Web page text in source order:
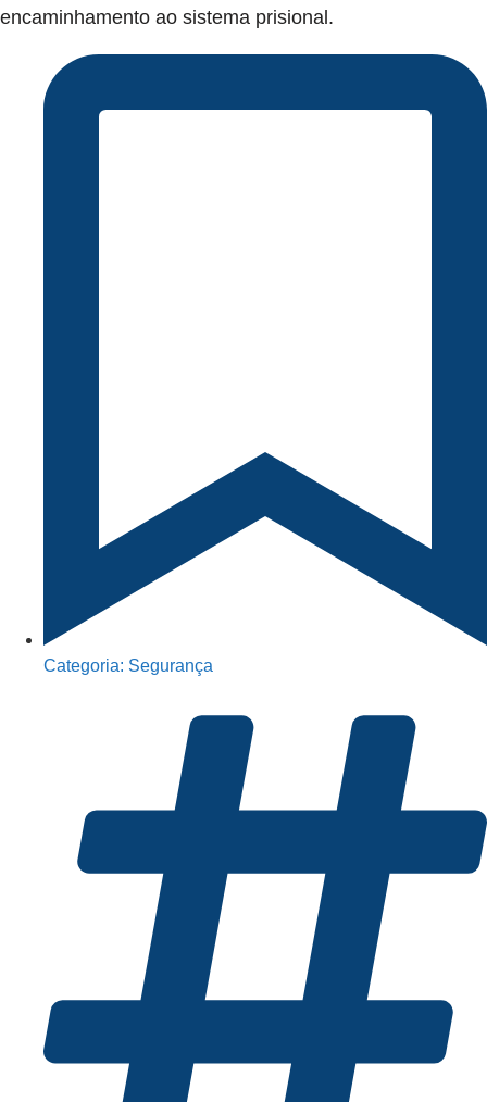
encaminhamento ao sistema prisional.
Categoria: Segurança